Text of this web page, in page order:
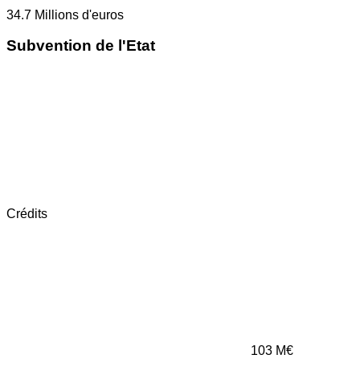
34.7 Millions d'euros
Subvention de l'Etat
Crédits
103 M€